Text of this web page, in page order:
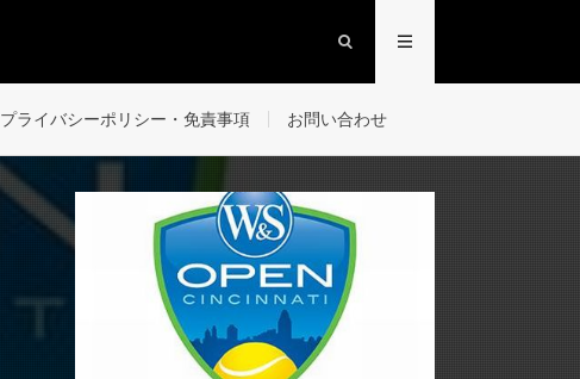
プライバシーポリシー・免責事項 お問い合わせ